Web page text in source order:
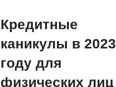
Кредитные
каникулы в 2023
году для
физических лиц